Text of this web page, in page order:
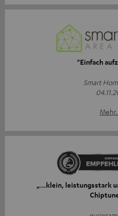
"Einfach
Smart
„...klein, leistungsstark